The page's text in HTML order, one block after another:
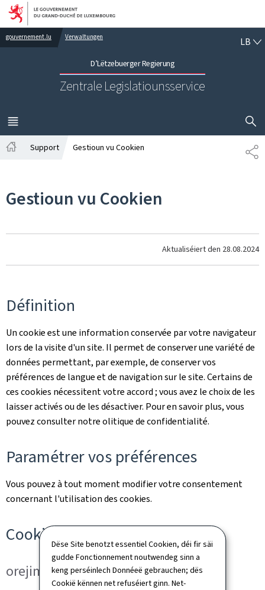
Dëse Site benotzt essentiel Cookien, déi fir säi
gudde Fonctionnement noutwendeg sinn a
keng perséinlech Donnéeë gebrauchen; dës
Cookië kënnen net refuséiert ginn. Net-
Bei den Haaptmenü goen
Bei den Inhalt goen
gouvernement.lu Verwaltungen
D’Lëtzebuerger Regierung
Zentrale Legislatiounsservice
LB
MENÜ
HAAPT-
SHOW
Support Gestioun vu Cookien
Gestioun vu Cookien
Aktualiséiert den 28.08.2024
Définition
Un cookie est une information conservée par votre navigateur
lors de la visite d'un site. Il permet de conserver une variété de
données permettant, par exemple, de conserver vos
préférences de langue et de navigation sur le site. Certains de
ces cookies nécessitent votre accord ; vous avez le choix de les
laisser activés ou de les désactiver. Pour en savoir plus, vous
pouvez consulter notre olitique de confidentialité.
Paramétrer vos préférences
Vous pouvez à tout moment modifier votre consentement
concernant l'utilisation des cookies.
Cookies techniques
orejime